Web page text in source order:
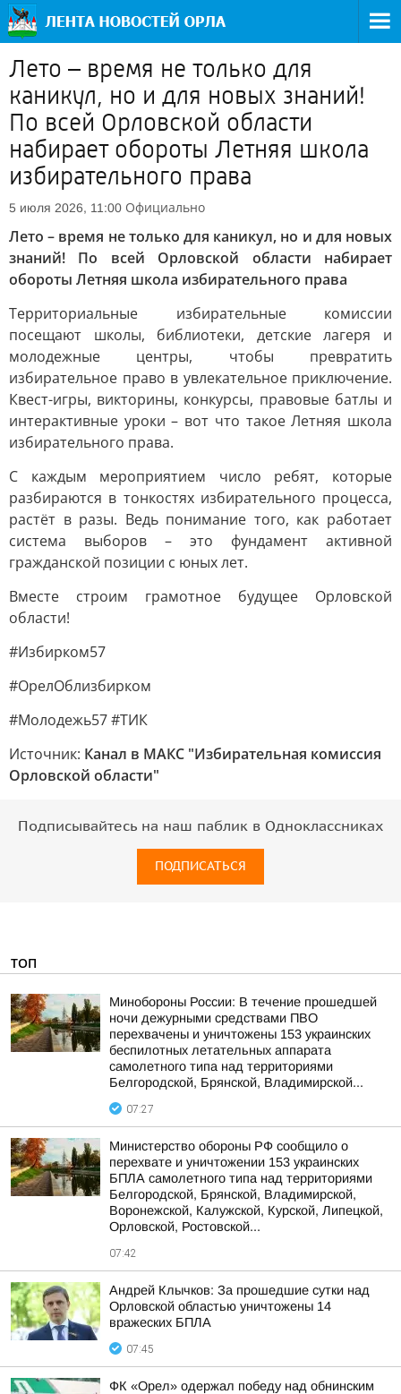
Лето – время не только для
каникул, но и для новых знаний!
По всей Орловской области
набирает обороты Летняя школа
избирательного права
5 июля 2026, 11:00 Официально
Лето – время не только для каникул, но и для новых
знаний! По всей Орловской области набирает
обороты Летняя школа избирательного права
Территориальные избирательные комиссии
посещают школы, библиотеки, детские лагеря и
молодежные центры, чтобы превратить
избирательное право в увлекательное приключение.
Квест-игры, викторины, конкурсы, правовые батлы и
интерактивные уроки – вот что такое Летняя школа
избирательного права.
С каждым мероприятием число ребят, которые
разбираются в тонкостях избирательного процесса,
растёт в разы. Ведь понимание того, как работает
система выборов – это фундамент активной
гражданской позиции с юных лет.
Вместе строим грамотное будущее Орловской
области!
#Избирком57
#ОрелОблизбирком
#Молодежь57 #ТИК
Источник: Канал в МАКС "Избирательная комиссия
Орловской области"
Подписывайтесь на наш паблик в Одноклассниках
ПОДПИСАТЬСЯ
ТОП
Минобороны России: В течение прошедшей
ночи дежурными средствами ПВО
перехвачены и уничтожены 153 украинских
беспилотных летательных аппарата
самолетного типа над территориями
Белгородской, Брянской, Владимирской...
07:27
Министерство обороны РФ сообщило о
перехвате и уничтожении 153 украинских
БПЛА самолетного типа над территориями
Белгородской, Брянской, Владимирской,
Воронежской, Калужской, Курской, Липецкой,
Орловской, Ростовской...
07:42
Андрей Клычков: За прошедшие сутки над
Орловской областью уничтожены 14
вражеских БПЛА
07:45
ФК «Орел» одержал победу над обнинским